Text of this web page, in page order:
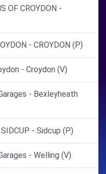
OF CROYDON -
- CROYDON (P)
- Croydon (V)
- Bexleyheath
- Sidcup (P)
- Welling (V)